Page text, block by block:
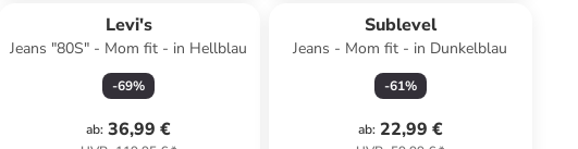
Levi's
Jeans "80S" - Mom fit - in Hellblau
-69%
ab: 36,99 €
Sublevel
Jeans - Mom fit - in Dunkelblau
-61%
ab: 22,99 €